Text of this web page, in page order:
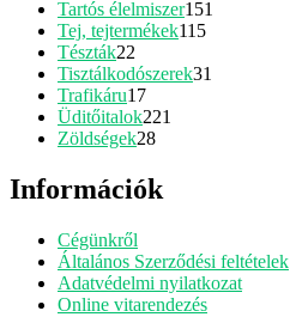
termék
Tartós élelmiszer151
Tej, tejtermékek115115
Tészták22
termék
Tisztálkodószerek31
Trafikáru1717
termék
Üditőitalok221
Zöldségek2828
Információk
Cégünkről
Általános Szerződési feltételek
Adatvédelmi nyilatkozat
Online vitarendezés